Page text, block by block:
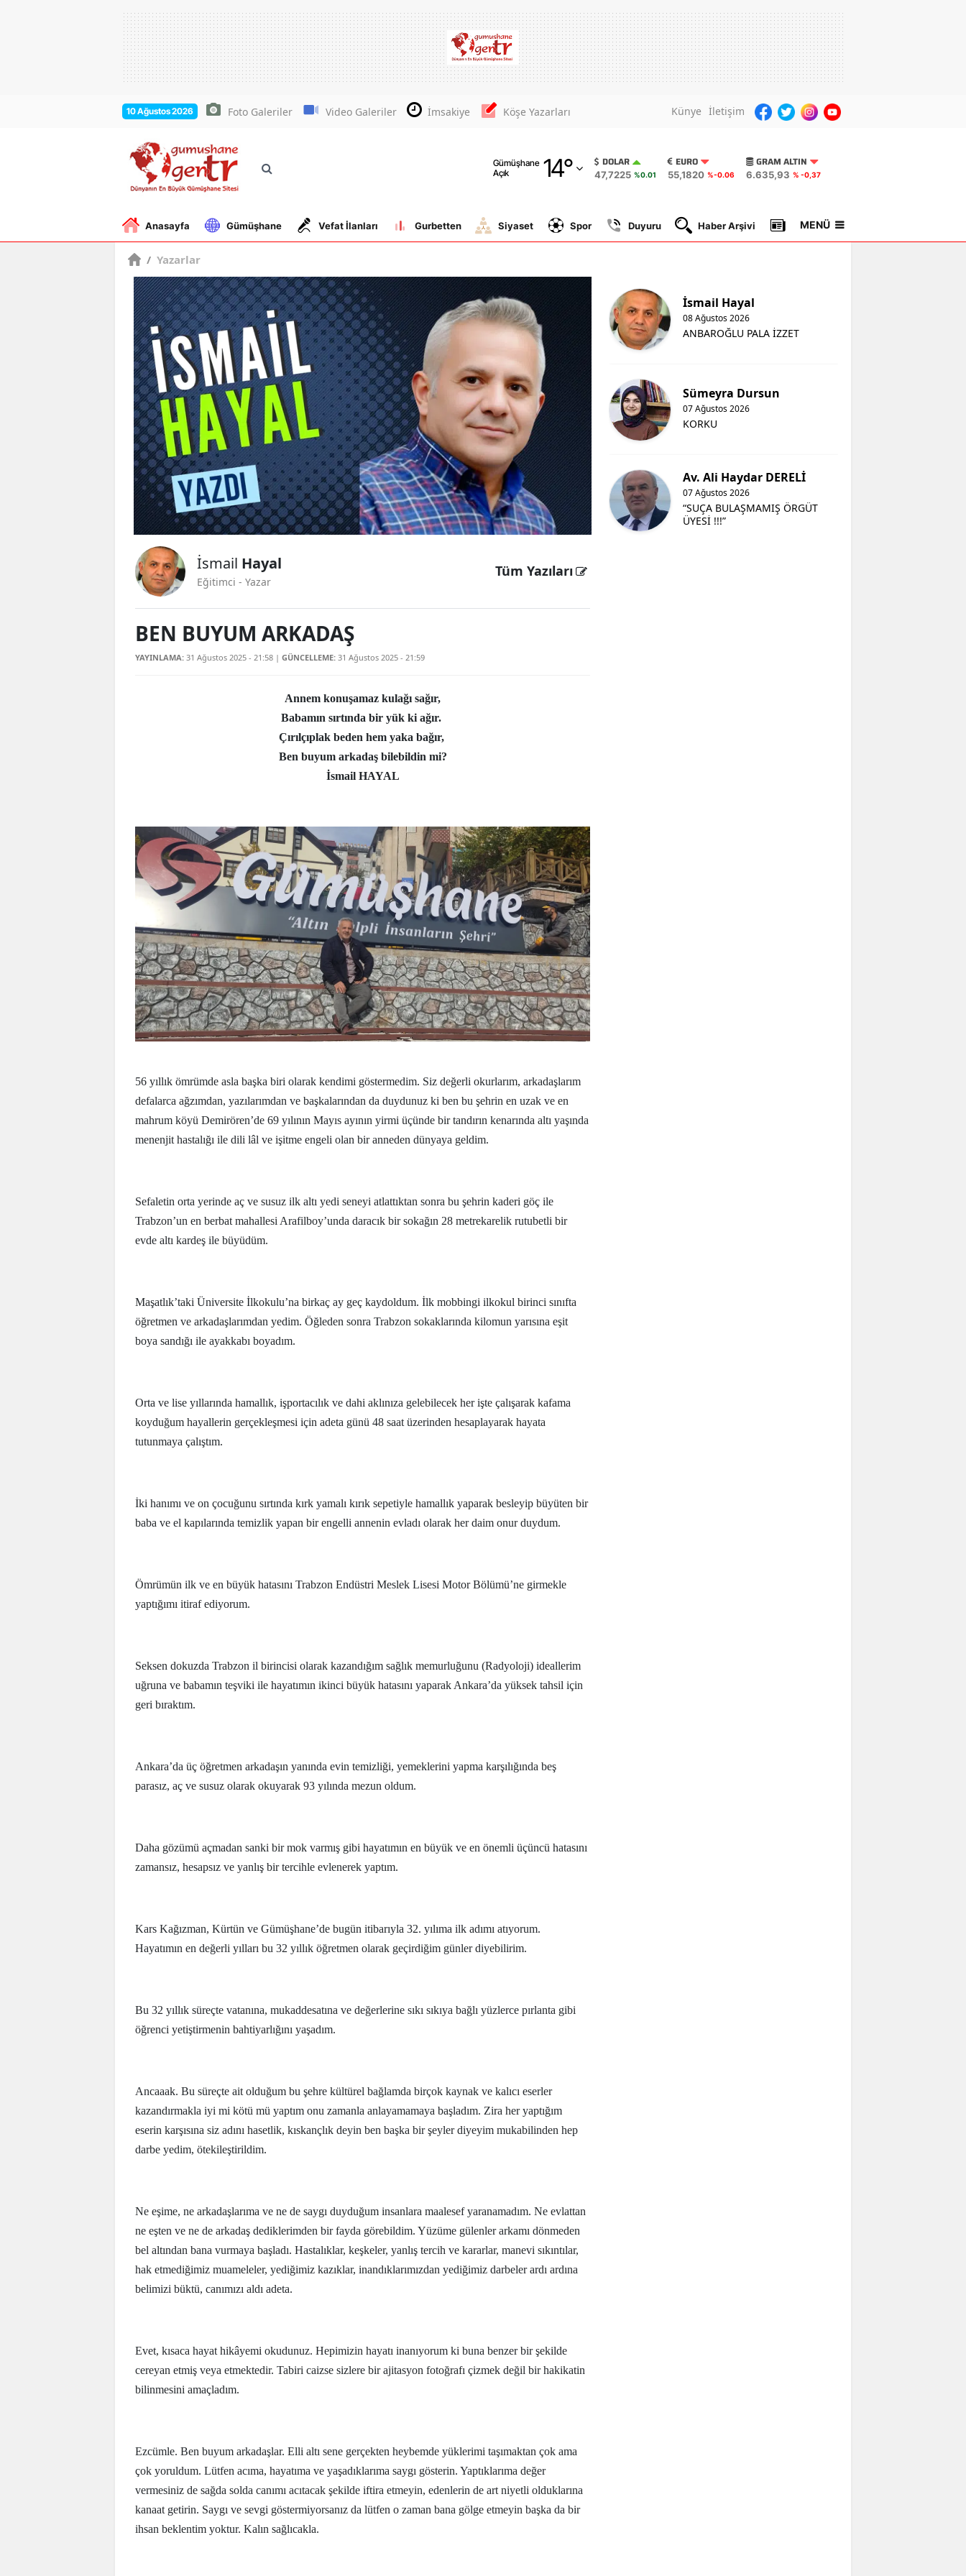
10 Ağustos 2026 Foto Galeriler Video Galeriler İmsakiye Köşe Yazarları Künye İletişim
Gümüşhane
Açık
14°
Adana
Adıyaman
Amasya
Antalya
Aydın
Balıkesir
Bilecik
Bingöl
Bitlis
Bolu
Burdur
Bursa
Çanakkale
Çorum
Giresun
Gümüşhane
Hakkari
Hatay
Isparta
Mersin
İstanbul
İzmir
Kastamonu
Kocaeli
Malatya
Mardin
Muğla
Niğde
Siirt
Sinop
Tunceli
Van
Aksaray
Kırıkkale
Batman
Ardahan
Iğdır
Osmaniye
DOLAR
47,7225 %0.01
EURO
55,1820 %-0.06
GRAM ALTIN
6.635,93 % -0,37
Anasayfa Gümüşhane Vefat İlanları Gurbetten Siyaset Spor Duyuru Haber Arşivi Gazete Manşetleri
MENÜ
/ Yazarlar
İsmail Hayal
Eğitimci - Yazar
Tüm Yazıları
BEN BUYUM ARKADAŞ
YAYINLAMA: 31 Ağustos 2025 - 21:58 | GÜNCELLEME: 31 Ağustos 2025 - 21:59
Annem konuşamaz kulağı sağır,
Babamın sırtında bir yük ki ağır.
Çırılçıplak beden hem yaka bağır,
Ben buyum arkadaş bilebildin mi?
İsmail HAYAL
56 yıllık ömrümde asla başka biri olarak kendimi göstermedim. Siz değerli okurlarım, arkadaşlarım
defalarca ağzımdan, yazılarımdan ve başkalarından da duydunuz ki ben bu şehrin en uzak ve en
mahrum köyü Demirören’de 69 yılının Mayıs ayının yirmi üçünde bir tandırın kenarında altı yaşında
menenjit hastalığı ile dili lâl ve işitme engeli olan bir anneden dünyaya geldim.
Sefaletin orta yerinde aç ve susuz ilk altı yedi seneyi atlattıktan sonra bu şehrin kaderi göç ile
Trabzon’un en berbat mahallesi Arafilboy’unda daracık bir sokağın 28 metrekarelik rutubetli bir
evde altı kardeş ile büyüdüm.
Maşatlık’taki Üniversite İlkokulu’na birkaç ay geç kaydoldum. İlk mobbingi ilkokul birinci sınıfta
öğretmen ve arkadaşlarımdan yedim. Öğleden sonra Trabzon sokaklarında kilomun yarısına eşit
boya sandığı ile ayakkabı boyadım.
Orta ve lise yıllarında hamallık, işportacılık ve dahi aklınıza gelebilecek her işte çalışarak kafama
koyduğum hayallerin gerçekleşmesi için adeta günü 48 saat üzerinden hesaplayarak hayata
tutunmaya çalıştım.
İki hanımı ve on çocuğunu sırtında kırk yamalı kırık sepetiyle hamallık yaparak besleyip büyüten bir
baba ve el kapılarında temizlik yapan bir engelli annenin evladı olarak her daim onur duydum.
Ömrümün ilk ve en büyük hatasını Trabzon Endüstri Meslek Lisesi Motor Bölümü’ne girmekle
yaptığımı itiraf ediyorum.
Seksen dokuzda Trabzon il birincisi olarak kazandığım sağlık memurluğunu (Radyoloji) ideallerim
uğruna ve babamın teşviki ile hayatımın ikinci büyük hatasını yaparak Ankara’da yüksek tahsil için
geri bıraktım.
Ankara’da üç öğretmen arkadaşın yanında evin temizliği, yemeklerini yapma karşılığında beş
parasız, aç ve susuz olarak okuyarak 93 yılında mezun oldum.
Daha gözümü açmadan sanki bir mok varmış gibi hayatımın en büyük ve en önemli üçüncü hatasını
zamansız, hesapsız ve yanlış bir tercihle evlenerek yaptım.
Kars Kağızman, Kürtün ve Gümüşhane’de bugün itibarıyla 32. yılıma ilk adımı atıyorum.
Hayatımın en değerli yılları bu 32 yıllık öğretmen olarak geçirdiğim günler diyebilirim.
Bu 32 yıllık süreçte vatanına, mukaddesatına ve değerlerine sıkı sıkıya bağlı yüzlerce pırlanta gibi
öğrenci yetiştirmenin bahtiyarlığını yaşadım.
Ancaaak. Bu süreçte ait olduğum bu şehre kültürel bağlamda birçok kaynak ve kalıcı eserler
kazandırmakla iyi mi kötü mü yaptım onu zamanla anlayamamaya başladım. Zira her yaptığım
eserin karşısına siz adını hasetlik, kıskançlık deyin ben başka bir şeyler diyeyim mukabilinden hep
darbe yedim, ötekileştirildim.
Ne eşime, ne arkadaşlarıma ve ne de saygı duyduğum insanlara maalesef yaranamadım. Ne evlattan
ne eşten ve ne de arkadaş dediklerimden bir fayda görebildim. Yüzüme gülenler arkamı dönmeden
bel altından bana vurmaya başladı. Hastalıklar, keşkeler, yanlış tercih ve kararlar, manevi sıkıntılar,
hak etmediğimiz muameleler, yediğimiz kazıklar, inandıklarımızdan yediğimiz darbeler ardı ardına
belimizi büktü, canımızı aldı adeta.
Evet, kısaca hayat hikâyemi okudunuz. Hepimizin hayatı inanıyorum ki buna benzer bir şekilde
cereyan etmiş veya etmektedir. Tabiri caizse sizlere bir ajitasyon fotoğrafı çizmek değil bir hakikatin
bilinmesini amaçladım.
Ezcümle. Ben buyum arkadaşlar. Elli altı sene gerçekten heybemde yüklerimi taşımaktan çok ama
çok yoruldum. Lütfen acıma, hayatıma ve yaşadıklarıma saygı gösterin. Yaptıklarıma değer
vermesiniz de sağda solda canımı acıtacak şekilde iftira etmeyin, edenlerin de art niyetli olduklarına
kanaat getirin. Saygı ve sevgi göstermiyorsanız da lütfen o zaman bana gölge etmeyin başka da bir
ihsan beklentim yoktur. Kalın sağlıcakla.
İsmail Hayal
08 Ağustos 2026
ANBAROĞLU PALA İZZET
Sümeyra Dursun
07 Ağustos 2026
KORKU
Av. Ali Haydar DERELİ
07 Ağustos 2026
“SUÇA BULAŞMAMIŞ ÖRGÜT
ÜYESİ !!!”